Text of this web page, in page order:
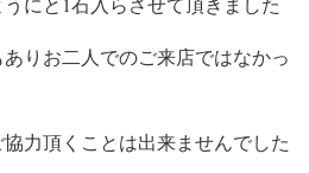
りお二人でのご来店ではなかっ
力頂くことは出来ませんでした